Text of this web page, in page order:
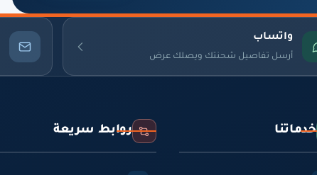
واتساب
أرسل تفاصيل شحنتك ويصلك عرض
خدماتنا روابط سريعة